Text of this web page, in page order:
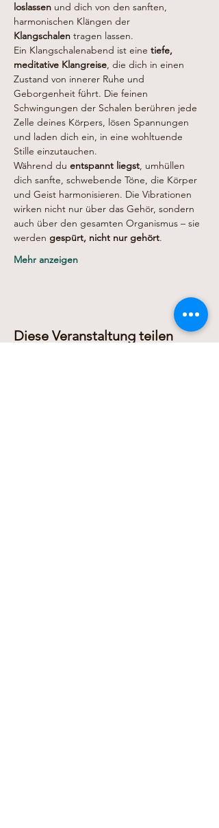
loslassen und dich von den sanften,
harmonischen Klängen der
Klangschalen tragen lassen.
Ein Klangschalenabend ist eine tiefe,
meditative Klangreise, die dich in einen
Zustand von innerer Ruhe und
Geborgenheit führt. Die feinen
Schwingungen der Schalen berühren jede
Zelle deines Körpers, lösen Spannungen
und laden dich ein, in eine wohltuende
Stille einzutauchen.
Während du entspannt liegst, umhüllen
dich sanfte, schwebende Töne, die Körper
und Geist harmonisieren. Die Vibrationen
wirken nicht nur über das Gehör, sondern
auch über den gesamten Organismus – sie
werden gespürt, nicht nur gehört.
Mehr anzeigen
Diese Veranstaltung teilen